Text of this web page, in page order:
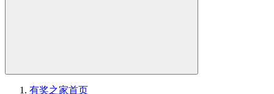
有奖之家首页